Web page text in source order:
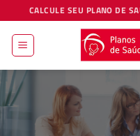
to
content
CALCULE SEU PLANO DE